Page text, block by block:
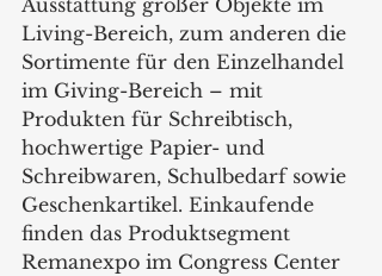
Living-Bereich, zum anderen die
Sortimente für den Einzelhandel
im Giving-Bereich – mit
Produkten für Schreibtisch,
hochwertige Papier- und
Schreibwaren, Schulbedarf sowie
Geschenkartikel. Einkaufende
finden das Produktsegment
Remanexpo im Congress Center